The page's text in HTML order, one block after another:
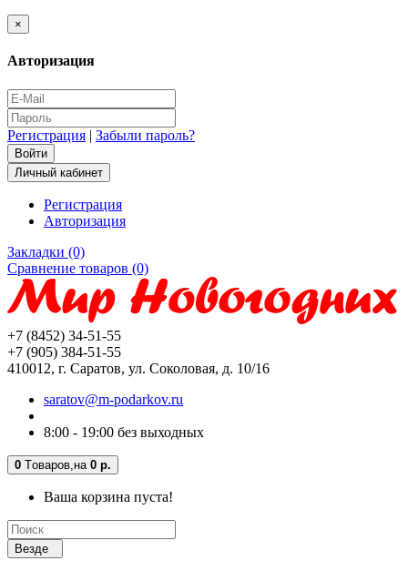
×
Авторизация
Регистрация | Забыли пароль?
Личный кабинет
Регистрация
Авторизация
Закладки (0)
Сравнение товаров (0)
+7 (8452) 34-51-55
+7 (905) 384-51-55
410012, г. Саратов, ул. Соколовая, д. 10/16
saratov@m-podarkov.ru
8:00 - 19:00 без выходных
0 Tоваров, на 0 р.
Ваша корзина пуста!
Везде